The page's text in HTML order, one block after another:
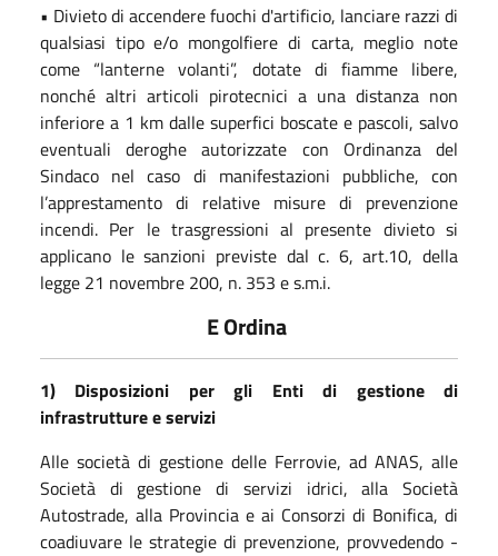
• Divieto di accendere fuochi d'artificio, lanciare razzi di
qualsiasi tipo e/o mongolfiere di carta, meglio note
come “lanterne volanti”, dotate di fiamme libere,
nonché altri articoli pirotecnici a una distanza non
inferiore a 1 km dalle superfici boscate e pascoli, salvo
eventuali deroghe autorizzate con Ordinanza del
Sindaco nel caso di manifestazioni pubbliche, con
l’apprestamento di relative misure di prevenzione
incendi. Per le trasgressioni al presente divieto si
applicano le sanzioni previste dal c. 6, art.10, della
legge 21 novembre 200, n. 353 e s.m.i.
E Ordina
1) Disposizioni per gli Enti di gestione di
infrastrutture e servizi
Alle società di gestione delle Ferrovie, ad ANAS, alle
Società di gestione di servizi idrici, alla Società
Autostrade, alla Provincia e ai Consorzi di Bonifica, di
coadiuvare le strategie di prevenzione, provvedendo -